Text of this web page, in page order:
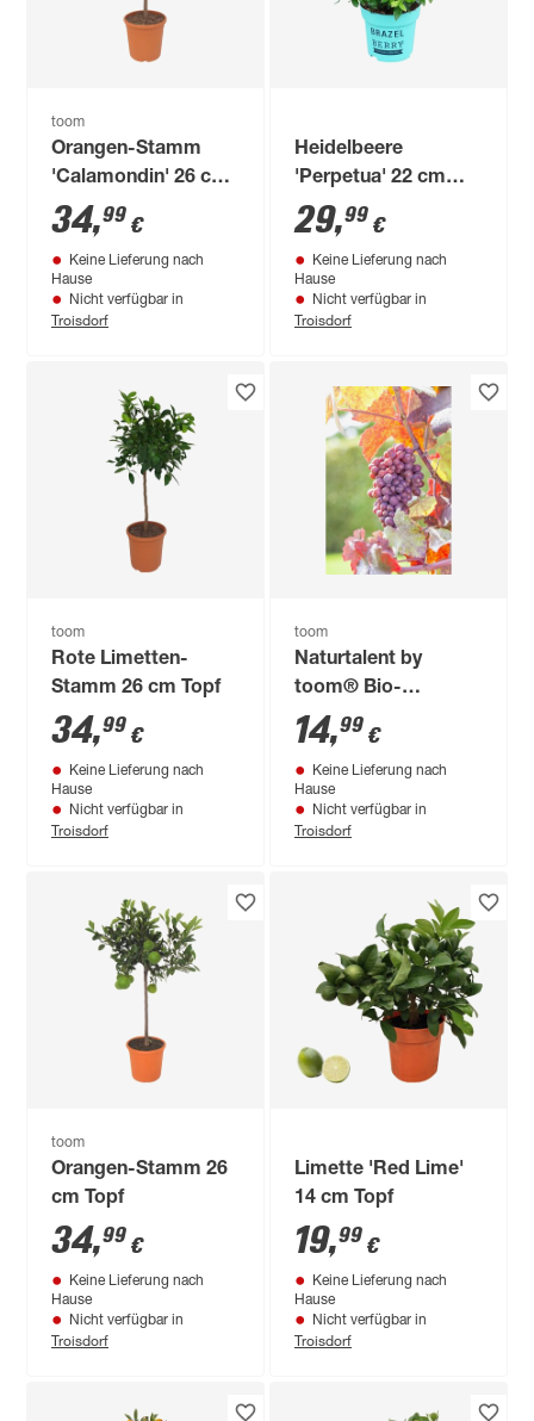
toom
Orangen-Stamm
'Calamondin' 26 cm
Topf
34,99 €
Keine Lieferung nach
Hause
Nicht verfügbar in
Troisdorf
Heidelbeere
'Perpetua' 22 cm
Topf
29,99 €
Keine Lieferung nach
Hause
Nicht verfügbar in
Troisdorf
toom
Rote Limetten-
Stamm 26 cm Topf
34,99 €
Keine Lieferung nach
Hause
Nicht verfügbar in
Troisdorf
toom
Naturtalent by
toom® Bio-
Weinrebe kernlos
'Reha' 19 cm Topf
14,99 €
Keine Lieferung nach
Hause
Nicht verfügbar in
Troisdorf
toom
Orangen-Stamm 26
cm Topf
34,99 €
Keine Lieferung nach
Hause
Nicht verfügbar in
Troisdorf
Limette 'Red Lime'
14 cm Topf
19,99 €
Keine Lieferung nach
Hause
Nicht verfügbar in
Troisdorf